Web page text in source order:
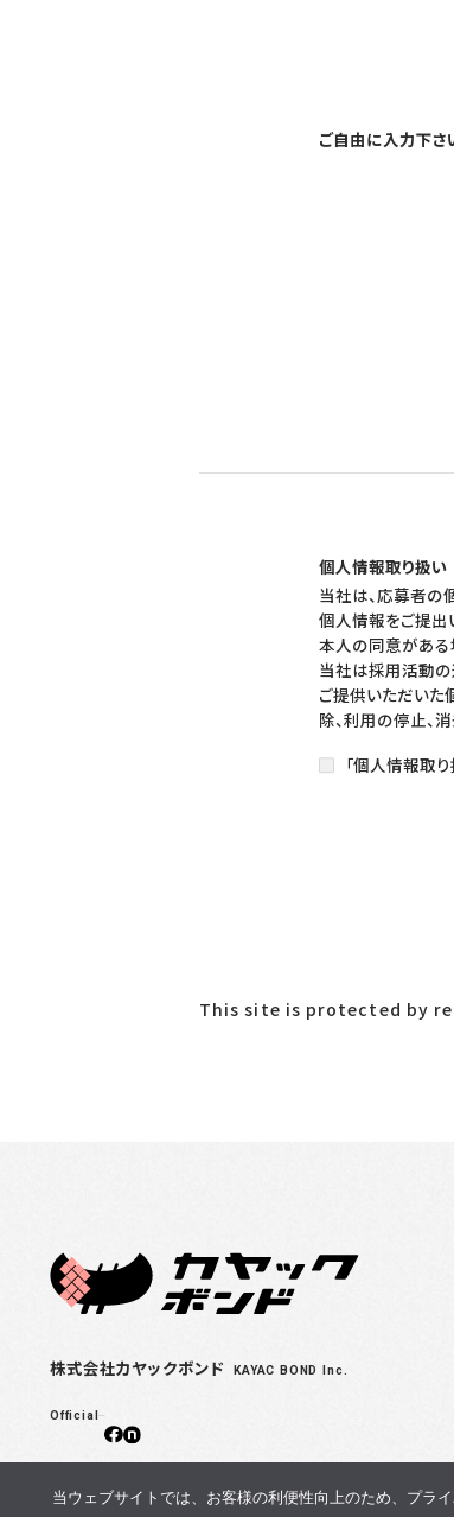
ご自由に入力下さ
個人情報取り扱い
当社は、応募者の
個人情報をご提出
本人の同意がある
当社は採用活動
ご提供いただいた
除、利用の停止、
「個人情報取
This site is protected by
株式会社カヤックボンド KAYAC BOND Inc.
Official
当ウェブサイトでは、お客様の利便性向上のため、プ